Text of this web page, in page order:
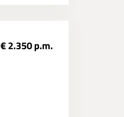
€ 2.350 p.m.